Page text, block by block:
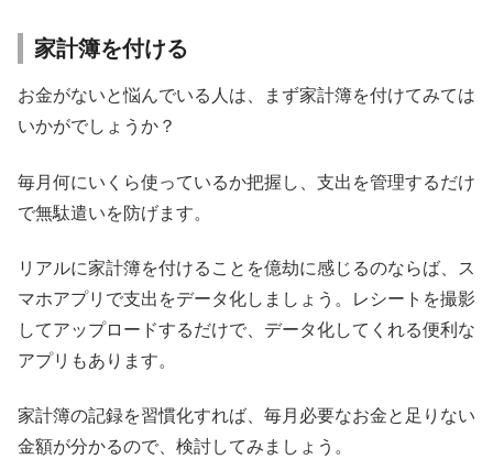
家計簿を付ける
お金がないと悩んでいる人は、まず家計簿を付けてみては
いかがでしょうか？
毎月何にいくら使っているか把握し、支出を管理するだけ
で無駄遣いを防げます。
リアルに家計簿を付けることを億劫に感じるのならば、ス
マホアプリで支出をデータ化しましょう。レシートを撮影
してアップロードするだけで、データ化してくれる便利な
アプリもあります。
家計簿の記録を習慣化すれば、毎月必要なお金と足りない
金額が分かるので、検討してみましょう。